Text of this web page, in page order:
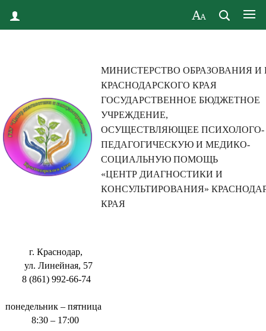
МИНИСТЕРСТВО ОБРАЗОВАНИЯ И
КРАСНОДАРСКОГО КРАЯ
ГОСУДАРСТВЕННОЕ БЮДЖЕТНОЕ
УЧРЕЖДЕНИЕ,
ОСУЩЕСТВЛЯЮЩЕЕ ПСИХОЛОГО-
ПЕДАГОГИЧЕСКУЮ И МЕДИКО-
СОЦИАЛЬНУЮ ПОМОЩЬ
«ЦЕНТР ДИАГНОСТИКИ И
КОНСУЛЬТИРОВАНИЯ»
КРАЯ
г. Краснодар,
ул. Линейная, 57
8 (861) 992-66-74
понедельник – пятница
8:30 – 17:00